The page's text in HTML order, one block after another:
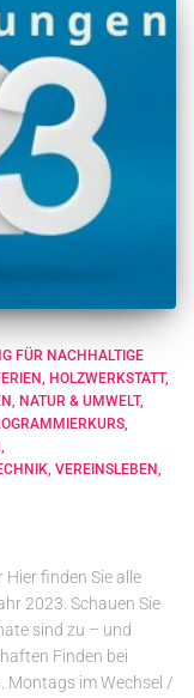
FÜR NACHHALTIGE
HOLZWERKSTATT
NATUR & UMWELT
VEREINSLEBEN
finden Sie alle
2023. Schauen Sie
sind zu – und
Finden bei
Montags im Wechsel /